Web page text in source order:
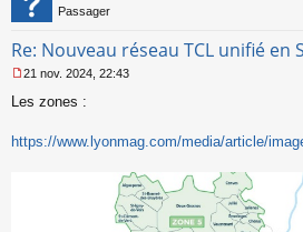
o
u
Passager
Re: Nouveau réseau TCL unifié en
e
s
a
21 nov. 2024, 22:43
Les zones :
https://www.lyonmag.com/media/article/